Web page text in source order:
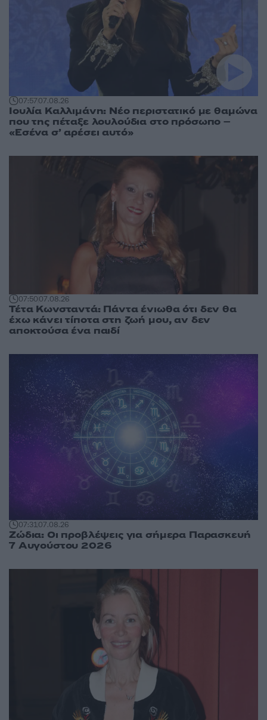
07:5707.08.26
Ιουλία Καλλιμάνη: Νέο περιστατικό με θαμώνα
που της πέταξε λουλούδια στο πρόσωπο –
«Εσένα σ’ αρέσει αυτό»
07:5007.08.26
Τέτα Κωνσταντά: Πάντα ένιωθα ότι δεν θα
έχω κάνει τίποτα στη ζωή μου, αν δεν
αποκτούσα ένα παιδί
07:3107.08.26
Ζώδια: Οι προβλέψεις για σήμερα Παρασκευή
7 Αυγούστου 2026